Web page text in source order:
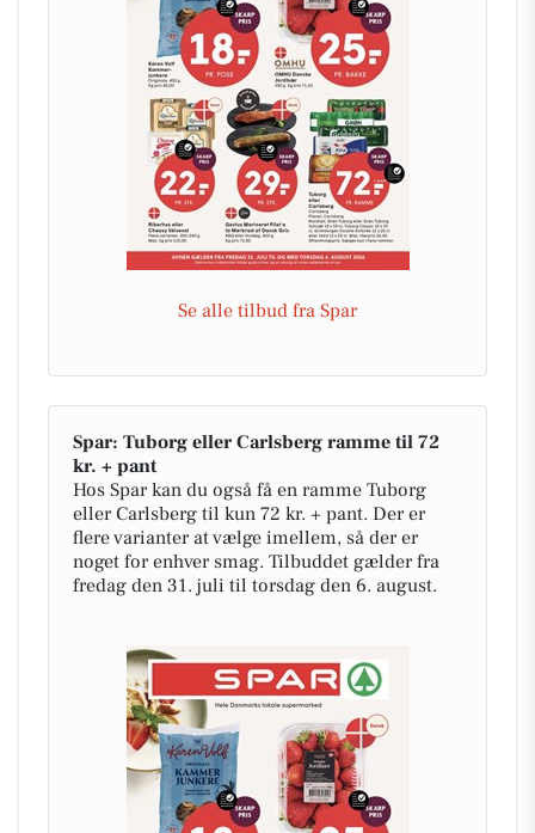
Se alle tilbud fra Spar
Spar: Tuborg eller Carlsberg ramme til 72
kr. + pant
Hos Spar kan du også få en ramme Tuborg
eller Carlsberg til kun 72 kr. + pant. Der er
flere varianter at vælge imellem, så der er
noget for enhver smag. Tilbuddet gælder fra
fredag den 31. juli til torsdag den 6. august.